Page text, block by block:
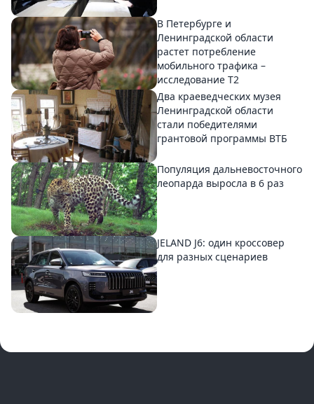
В Петербурге и
Ленинградской области
растет потребление
мобильного трафика –
исследование T2
Два краеведческих музея
Ленинградской области
стали победителями
грантовой программы ВТБ
Популяция дальневосточного
леопарда выросла в 6 раз
JELAND J6: один кроссовер
для разных сценариев